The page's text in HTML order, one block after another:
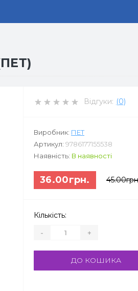
Відгуки: (0)
Виробник: ПЕТ
Артикул: 9786177155538
Наявність: В наявності
36.00грн.
Кількість:
- +
ДО КОШИКА